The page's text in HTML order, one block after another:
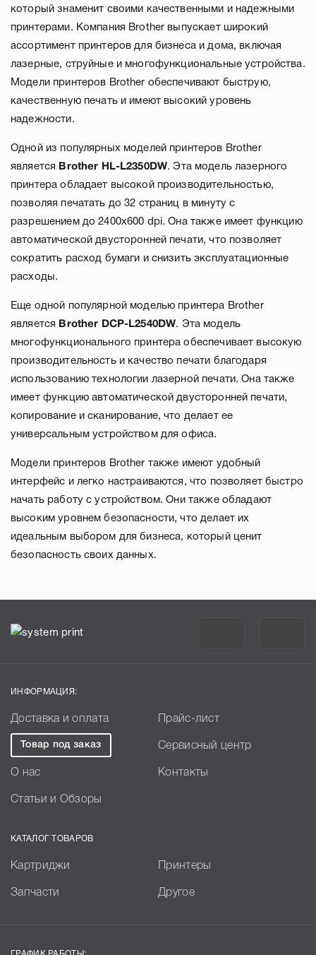
который знаменит своими качественными и надежными
принтерами. Компания Brother выпускает широкий
ассортимент принтеров для бизнеса и дома, включая
лазерные, струйные и многофункциональные устройства.
Модели принтеров Brother обеспечивают быструю,
качественную печать и имеют высокий уровень
надежности.
Одной из популярных моделей принтеров Brother
является Brother HL-L2350DW. Эта модель лазерного
принтера обладает высокой производительностью,
позволяя печатать до 32 страниц в минуту с
разрешением до 2400x600 dpi. Она также имеет функцию
автоматической двусторонней печати, что позволяет
сократить расход бумаги и снизить эксплуатационные
расходы.
Еще одной популярной моделью принтера Brother
является Brother DCP-L2540DW. Эта модель
многофункционального принтера обеспечивает высокую
производительность и качество печати благодаря
использованию технологии лазерной печати. Она также
имеет функцию автоматической двусторонней печати,
копирование и сканирование, что делает ее
универсальным устройством для офиса.
Модели принтеров Brother также имеют удобный
интерфейс и легко настраиваются, что позволяет быстро
начать работу с устройством. Они также обладают
высоким уровнем безопасности, что делает их
идеальным выбором для бизнеса, который ценит
безопасность своих данных.
ИНФОРМАЦИЯ:
Доставка и оплата Прайс-лист
Товар под заказ Сервисный центр
О нас Контакты
Статьи и Обзоры
КАТАЛОГ ТОВАРОВ
Картриджи Принтеры
Запчасти Другое